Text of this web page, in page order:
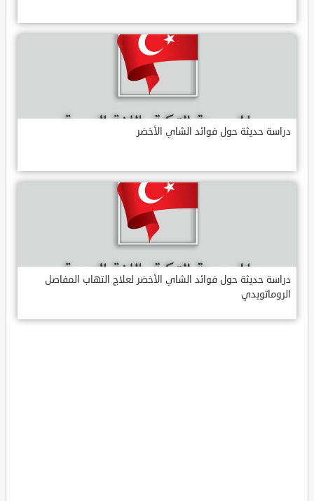
دراسة حديثة حول فوائد الشاي الأخضر
دراسة حديثة حول فوائد الشاي الأخضر لعلاج التهاب المفاصل
الروماتويدي